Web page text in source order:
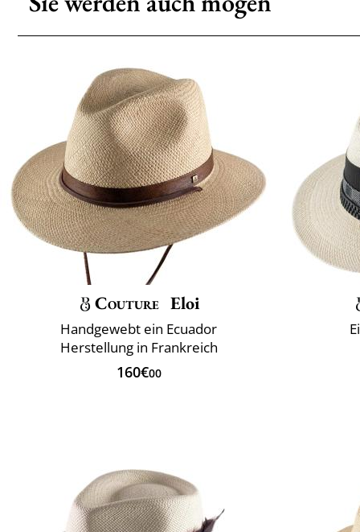
Couture Eloi
Handgewebt ein Ecuador
Herstellung in Frankreich
160€00